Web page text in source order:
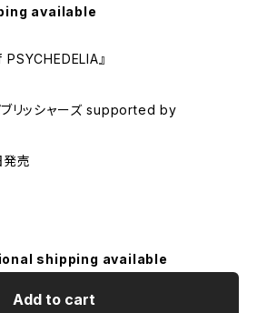
available
』
ブリッシャーズ supported by
発売
shipping available
Add to cart